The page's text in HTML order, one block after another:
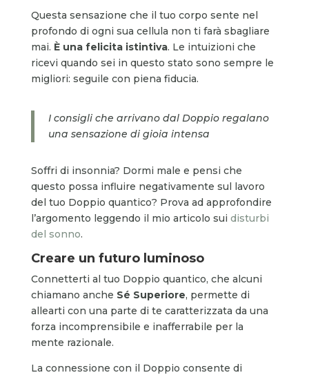
Questa sensazione che il tuo corpo sente nel
profondo di ogni sua cellula non ti farà sbagliare
mai. È una felicita istintiva. Le intuizioni che
ricevi quando sei in questo stato sono sempre le
migliori: seguile con piena fiducia.
I consigli che arrivano dal Doppio regalano
una sensazione di gioia intensa
Soffri di insonnia? Dormi male e pensi che
questo possa influire negativamente sul lavoro
del tuo Doppio quantico? Prova ad approfondire
l’argomento leggendo il mio articolo sui disturbi
del sonno.
Creare un futuro luminoso
Connetterti al tuo Doppio quantico, che alcuni
chiamano anche Sé Superiore, permette di
allearti con una parte di te caratterizzata da una
forza incomprensibile e inafferrabile per la
mente razionale.
La connessione con il Doppio consente di